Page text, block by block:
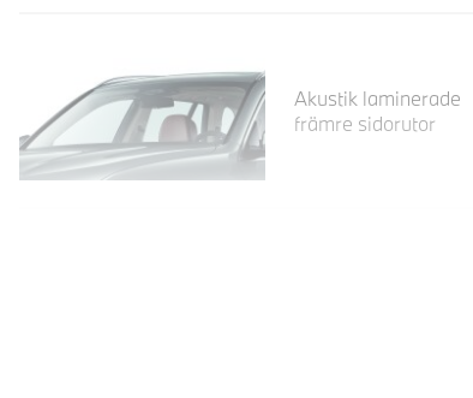
Akustik laminerade
främre sidorutor